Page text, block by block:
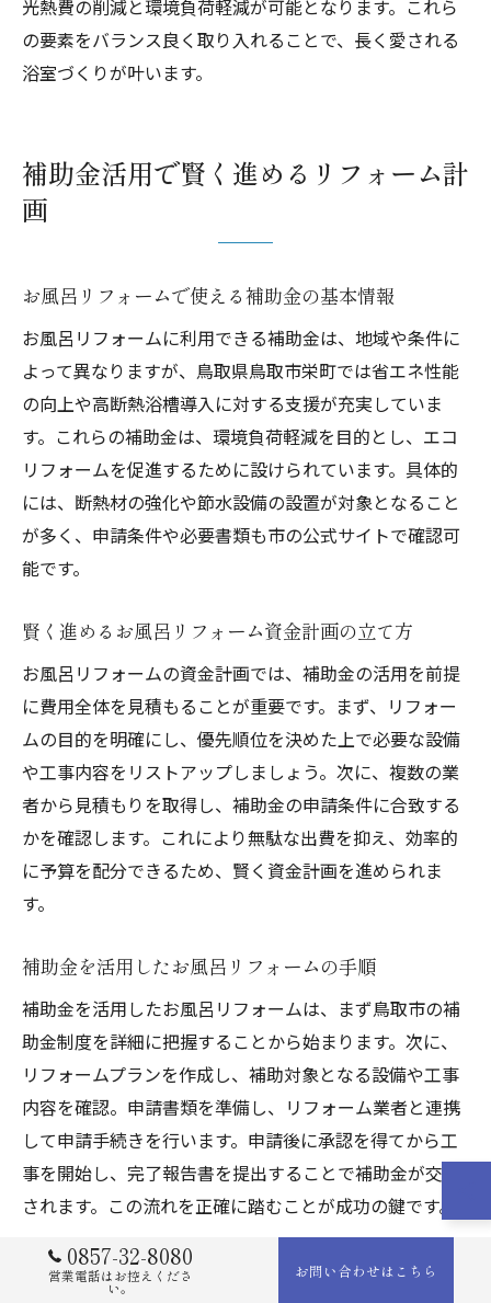
光熱費の削減と環境負荷軽減が可能となります。これら
の要素をバランス良く取り入れることで、長く愛される
浴室づくりが叶います。
補助金活用で賢く進めるリフォーム計
画
お風呂リフォームで使える補助金の基本情報
お風呂リフォームに利用できる補助金は、地域や条件に
よって異なりますが、鳥取県鳥取市栄町では省エネ性能
の向上や高断熱浴槽導入に対する支援が充実していま
す。これらの補助金は、環境負荷軽減を目的とし、エコ
リフォームを促進するために設けられています。具体的
には、断熱材の強化や節水設備の設置が対象となること
が多く、申請条件や必要書類も市の公式サイトで確認可
能です。
賢く進めるお風呂リフォーム資金計画の立て方
お風呂リフォームの資金計画では、補助金の活用を前提
に費用全体を見積もることが重要です。まず、リフォー
ムの目的を明確にし、優先順位を決めた上で必要な設備
や工事内容をリストアップしましょう。次に、複数の業
者から見積もりを取得し、補助金の申請条件に合致する
かを確認します。これにより無駄な出費を抑え、効率的
に予算を配分できるため、賢く資金計画を進められま
す。
補助金を活用したお風呂リフォームの手順
補助金を活用したお風呂リフォームは、まず鳥取市の補
助金制度を詳細に把握することから始まります。次に、
リフォームプランを作成し、補助対象となる設備や工事
内容を確認。申請書類を準備し、リフォーム業者と連携
して申請手続きを行います。申請後に承認を得てから工
事を開始し、完了報告書を提出することで補助金が交付
されます。この流れを正確に踏むことが成功の鍵です。
お風呂リフォーム費用を抑えるコツと補助金活用
0857-32-8080
営業電話はお控えくださ
い。
お問い合わせはこちら